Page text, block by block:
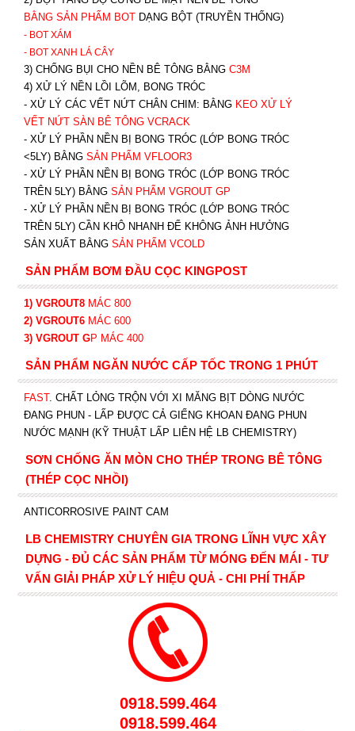
BẰNG SẢN PHẨM BOTDẠNG BỘT (TRUYỀN THỐNG)
- BOT XÁM
- BOT XANH LÁ CÂY
3) CHỐNG BỤI CHO NỀN BÊ TÔNG BẰNG C3M
4) XỬ LÝ NỀN LỒI LÕM, BONG TRÓC
- XỬ LÝ CÁC VẾT NỨT CHÂN CHIM: BẰNG KEO XỬ LÝ
VẾT NỨT SÀN BÊ TÔNG VCRACK
- XỬ LÝ PHẦN NỀN BỊ BONG TRÓC (LỚP BONG TRÓC
<5LY) BẰNG SẢN PHẨM VFLOOR3
- XỬ LÝ PHẦN NỀN BỊ BONG TRÓC (LỚP BONG TRÓC
TRÊN 5LY) BẰNG SẢN PHẨM VGROUT GP
- XỬ LÝ PHẦN NỀN BỊ BONG TRÓC (LỚP BONG TRÓC
TRÊN 5LY) CẦN KHÔ NHANH ĐỂ KHÔNG ẢNH HƯỞNG
SẢN XUẤT BẰNG SẢN PHẨM VCOLD
SẢN PHẨM BƠM ĐẦU CỌC KINGPOST
1) VGROUT8 MÁC 800
2) VGROUT6MÁC 600
3) VGROUT GP MÁC 400
SẢN PHẨM NGĂN NƯỚC CẤP TỐC TRONG 1 PHÚT
FAST. CHẤT LỎNG TRỘN VỚI XI MĂNG BỊT DÒNG NƯỚC
ĐANG PHUN - LẤP ĐƯỢC CẢ GIẾNG KHOAN ĐANG PHUN
NƯỚC MẠNH (KỸ THUẬT LẤP LIÊN HỆ LB CHEMISTRY)
SƠN CHỐNG ĂN MÒN CHO THÉP TRONG BÊ TÔNG
(THÉP CỌC NHỒI)
ANTICORROSIVE PAINT CAM
LB CHEMISTRY CHUYÊN GIA TRONG LĨNH VỰC XÂY
DỰNG - ĐỦ CÁC SẢN PHẨM TỪ MÓNG ĐẾN MÁI - TƯ
VẤN GIẢI PHÁP XỬ LÝ HIỆU QUẢ - CHI PHÍ THẤP
0918.599.464
0918.599.464